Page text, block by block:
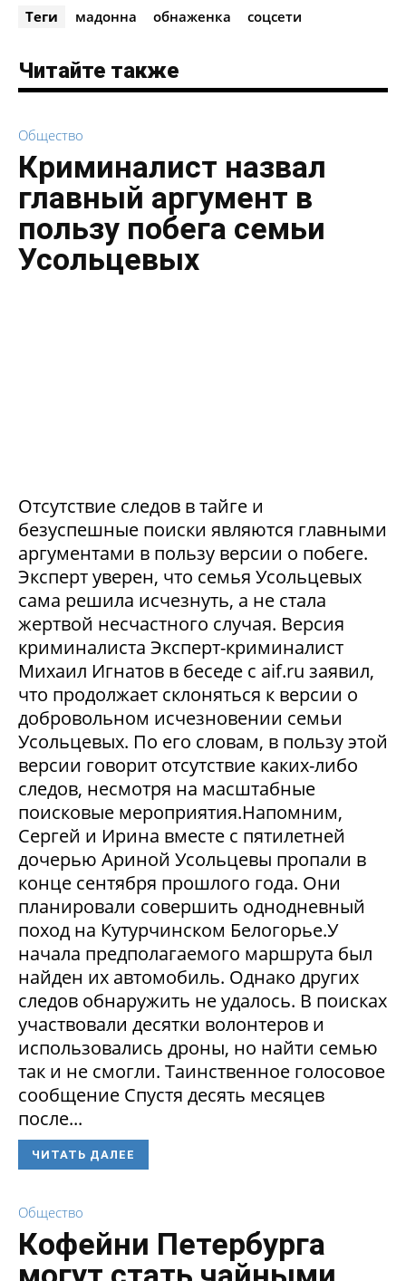
Теги мадонна обнаженка соцсети
Читайте также
Общество
Криминалист назвал
главный аргумент в
пользу побега семьи
Усольцевых
Отсутствие следов в тайге и
безуспешные поиски являются главными
аргументами в пользу версии о побеге.
Эксперт уверен, что семья Усольцевых
сама решила исчезнуть, а не стала
жертвой несчастного случая. Версия
криминалиста Эксперт-криминалист
Михаил Игнатов в беседе с aif.ru заявил,
что продолжает склоняться к версии о
добровольном исчезновении семьи
Усольцевых. По его словам, в пользу этой
версии говорит отсутствие каких-либо
следов, несмотря на масштабные
поисковые мероприятия.Напомним,
Сергей и Ирина вместе с пятилетней
дочерью Ариной Усольцевы пропали в
конце сентября прошлого года. Они
планировали совершить однодневный
поход на Кутурчинском Белогорье.У
начала предполагаемого маршрута был
найден их автомобиль. Однако других
следов обнаружить не удалось. В поисках
участвовали десятки волонтеров и
использовались дроны, но найти семью
так и не смогли. Таинственное голосовое
сообщение Спустя десять месяцев
после...
ЧИТАТЬ ДАЛЕЕ
Общество
Кофейни Петербурга